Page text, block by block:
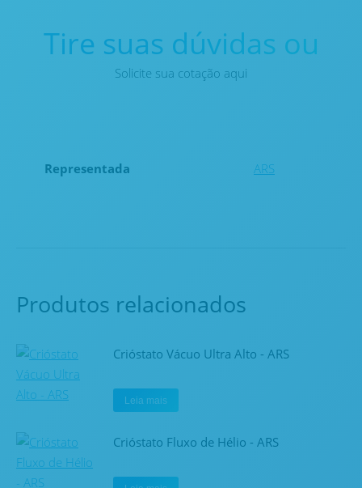
Tire suas dúvidas ou
Solicite sua cotação aqui
Representada ARS
Produtos relacionados
Crióstato Vácuo Ultra Alto - ARS
Leia mais
Crióstato Fluxo de Hélio - ARS